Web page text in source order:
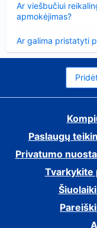
Ar viešbučiui
apmokėjimas?
Ar galima pristatyti
Paslaugų
Privatumo
Tvarkykite